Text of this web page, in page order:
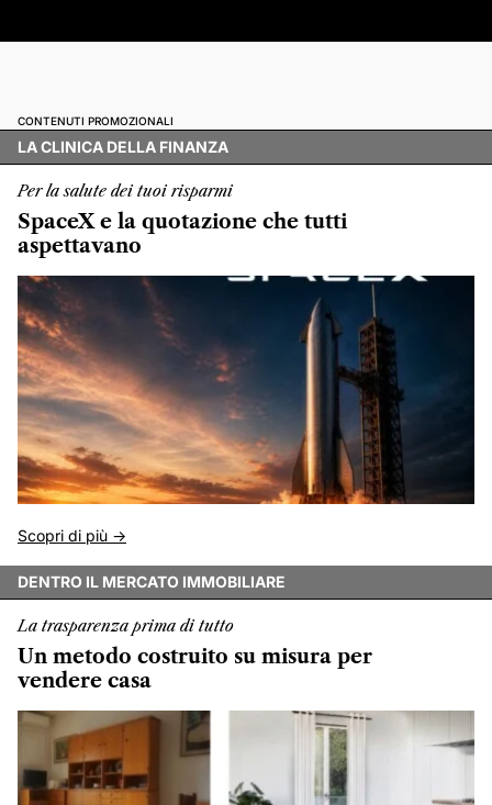
CONTENUTI PROMOZIONALI
LA CLINICA DELLA FINANZA
Per la salute dei tuoi risparmi
SpaceX e la quotazione che tutti
aspettavano
Scopri di più ->
DENTRO IL MERCATO IMMOBILIARE
La trasparenza prima di tutto
Un metodo costruito su misura per
vendere casa